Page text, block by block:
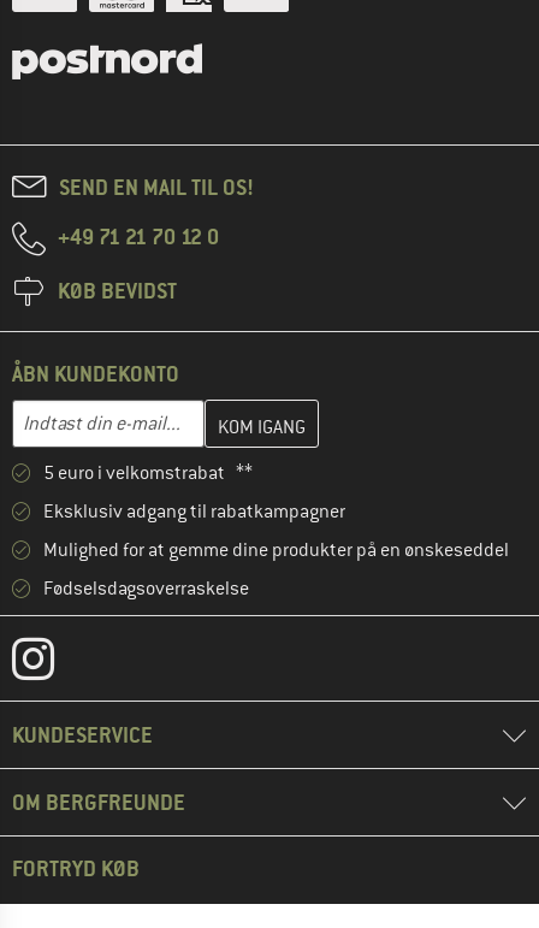
SEND EN MAIL TIL OS!
+49 71 21 70 12 0
KØB BEVIDST
ÅBN KUNDEKONTO
E-mail-adresse
Indtast din e-mailadresse her, og opret i næste trin din
5 euro i velkomstrabat **
Eksklusiv adgang til rabatkampagner
Mulighed for at gemme dine produkter på en ønskeseddel
Fødselsdagsoverraskelse
KUNDESERVICE
OM BERGFREUNDE
FORTRYD KØB